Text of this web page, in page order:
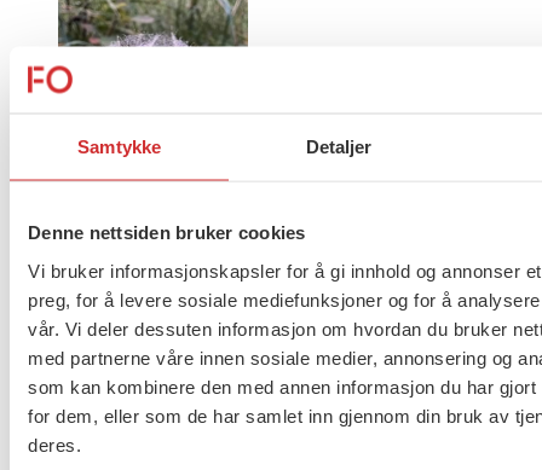
Samtykke Detaljer
Denne nettsiden bruker cookies
Vi bruker informasjonskapsler for å gi innhold og annonser
preg, for å levere sosiale mediefunksjoner og for å
vår. Vi deler dessuten informasjon om hvordan du bruker
med partnerne våre innen sosiale medier, annonsering og
som kan kombinere den med annen informasjon du har gjort
for dem, eller som de har samlet inn gjennom din bruk av
deres.
Ny tariffavtale for KA